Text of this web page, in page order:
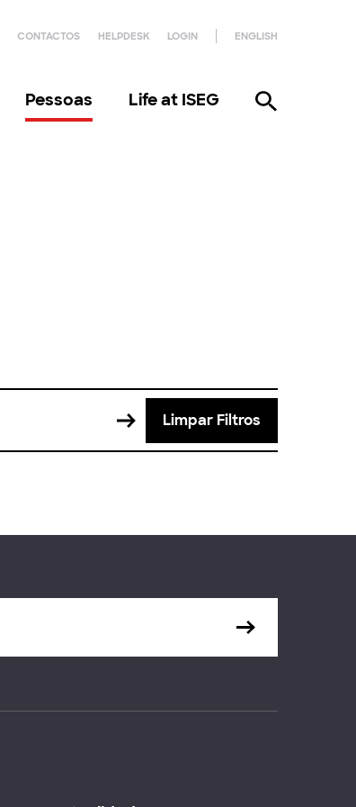
CONTACTOS HELPDESK LOGIN ENGLISH
Pessoas Life at ISEG
Limpar Filtros